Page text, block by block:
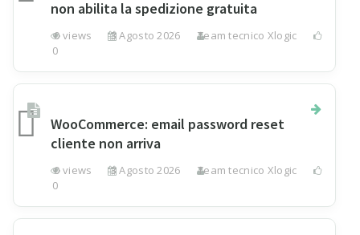
non abilita la spedizione gratuita
0 views 3 Agosto 2026
Team tecnico Xlogic
0
WooCommerce: email password reset
cliente non arriva
0 views 3 Agosto 2026
Team tecnico Xlogic
0